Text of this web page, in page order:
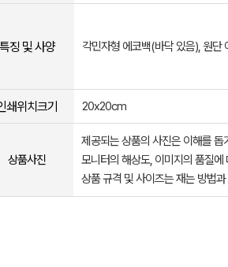
특징 및 사양 각민자형 에코백(바닥 있음), 원단
쇄위치크기 20x20cm
상품사진
제공되는 상품의 사진은 이해를
모니터의 해상도, 이미지의 품질
상품 규격 및 사이즈는 재는 방법